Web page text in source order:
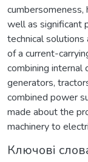
cumbersomeness,
well as significant
technical
of a current-
combining internal
generators,
combined power
made about the
machinery to
Ключові